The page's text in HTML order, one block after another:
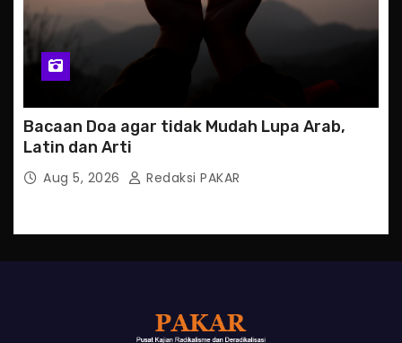
Bacaan Doa agar tidak Mudah Lupa Arab,
Latin dan Arti
Aug 5, 2026 Redaksi PAKAR